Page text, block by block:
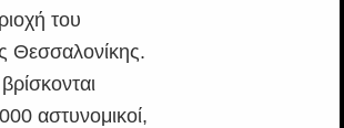
του
Θεσσαλονίκης.
αστυνομικοί,